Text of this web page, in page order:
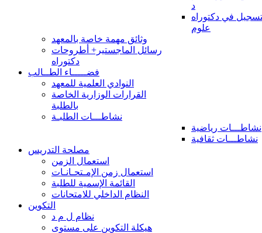
د
في دكتوراه
علوم
وثائق مهمة خاصة بالمعهد
رسائل الماجستير+ أطروحات
دكتوراه
فضـــــاء الطــالب
النوادي العلمية للمعهد
القرارات الوزارية الخاصة
بالطلبة
نشاطـــات الطلبـة
نشاطـــات رياضية
نشاطـــات ثقافية
مصلحة التدريس
استعمال الزمن
استعمال زمن الإمـتحـانـات
القائمة الإسمية للطلبة
النظام الداخلي للامتحانات
التكوين
نظام ل م د
هيكلة التكوين على مستوى